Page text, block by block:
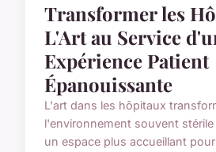
Transformer les
L'Art au Service
Expérience Patient
Épanouissante
L'art dans les hôpitaux
l'environnement souvent
un espace plus accueillant